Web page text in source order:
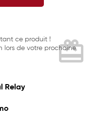
ce produit !
lors de votre prochaine
card_giftcard
Relay